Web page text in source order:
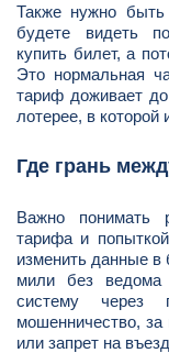
Также нужно быть
будете видеть
купить билет, а
Это нормальная
тариф доживает
лотерее, в
Где грань
Важно понимать
тарифа и
изменить данные в
мили без ведома
систему через
мошенничество, за
или запрет на